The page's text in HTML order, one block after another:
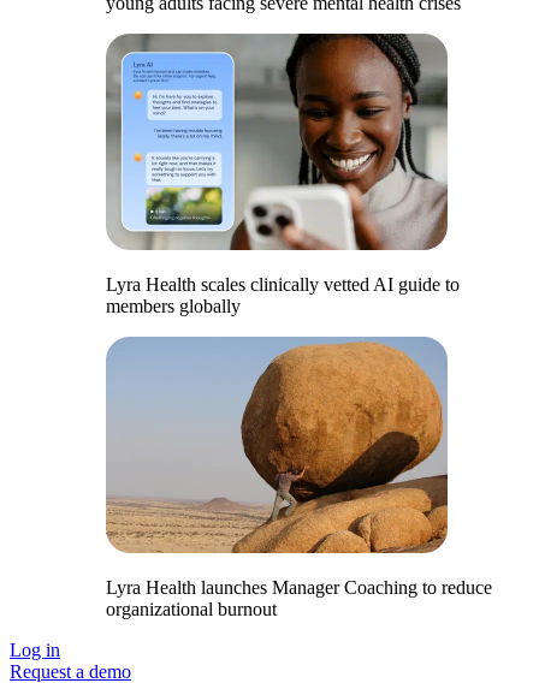
Lyra Health scales clinically vetted AI guide to
members globally
Lyra Health launches Manager Coaching to reduce
organizational burnout
Log in
Request a demo